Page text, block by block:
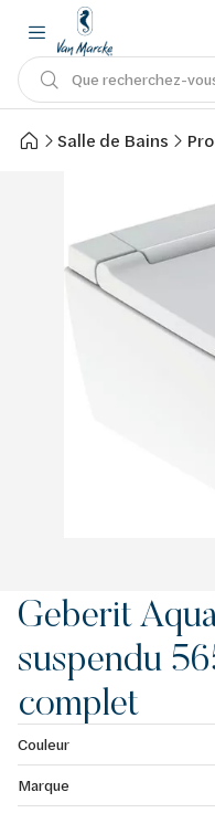
Que recherchez-
Salle de Bains
Geberit
suspendu
complet
Couleur
Marque